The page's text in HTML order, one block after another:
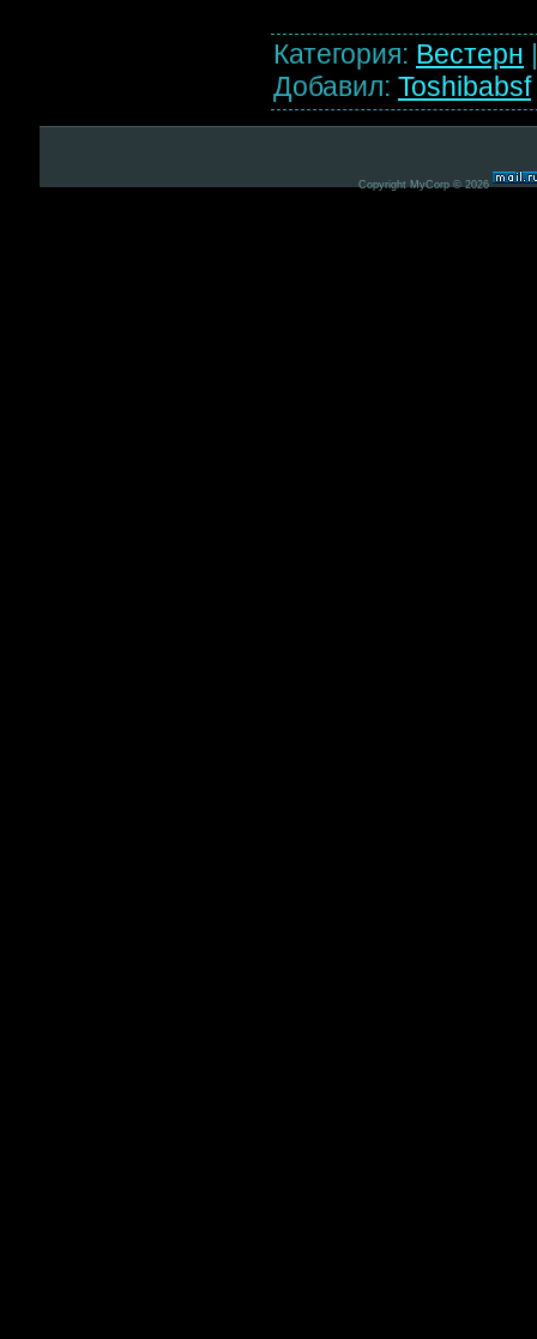
Категория: Вестерн
Добавил: Toshibabsf
Copyright MyCorp © 2026